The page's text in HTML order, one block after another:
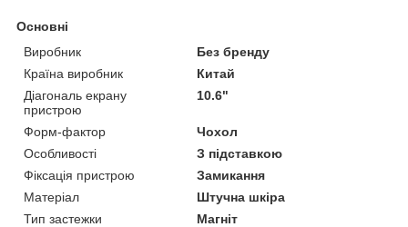
Основні
Виробник
Без бренду
Країна виробник
Китай
Діагональ екрану
пристрою
10.6"
Форм-фактор
Чохол
Особливості
З підставкою
Фіксація пристрою
Замикання
Матеріал
Штучна шкіра
Тип застежки
Магніт